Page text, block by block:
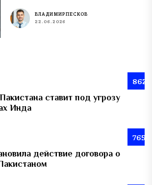
ВЛАДИМИР ПЕСКОВ
22.06.2026
862
ставит под угрозу
Инда
765
действие договора о